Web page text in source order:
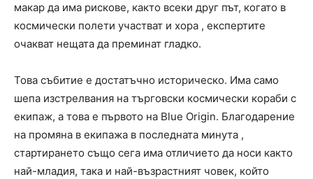
макар да има рискове, както всеки друг път, когато в
космически полети участват и хора , експертите
очакват нещата да преминат гладко.
Това събитие е достатъчно историческо. Има само
шепа изстрелвания на търговски космически кораби с
екипаж, а това е първото на Blue Origin. Благодарение
на промяна в екипажа в последната минута ,
стартирането също сега има отличието да носи както
най-младия, така и най-възрастният човек, който